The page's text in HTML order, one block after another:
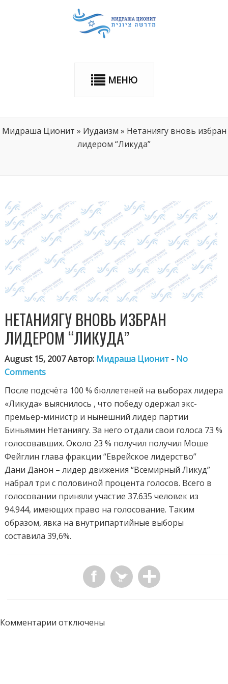
МЕНЮ
Мидраша Ционит » Иудаизм » Нетаниягу вновь избран
лидером “Ликуда”
НЕТАНИЯГУ ВНОВЬ ИЗБРАН
ЛИДЕРОМ “ЛИКУДА”
August 15, 2007 Автор: Мидраша Ционит - No
Comments
После подсчёта 100 % бюллетеней на выборах лидера
«Ликуда» выяснилось , что победу одержал экс-
премьер-министр и нынешний лидер партии
Биньямин Нетаниягу. За него отдали свои голоса 73 %
голосовавших. Около 23 % получил получил Моше
Фейглин глава фракции “Еврейское лидерство”
Дани Данон – лидер движения “Всемирный Ликуд”
набрал три с половиной процента голосов. Всего в
голосовании приняли участие 37.635 человек из
94.944, имеющих право на голосование. Таким
образом, явка на внутрипартийные выборы
составила 39,6%.
Комментарии отключены